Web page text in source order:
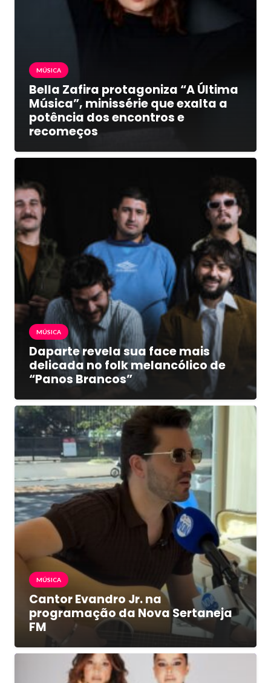
MÚSICA
Bella Zafira protagoniza “A Última
Música”, minissérie que exalta a
potência dos encontros e
recomeços
MÚSICA
Daparte revela sua face mais
delicada no folk melancólico de
“Panos Brancos”
MÚSICA
Cantor Evandro Jr. na
programação da Nova Sertaneja
FM